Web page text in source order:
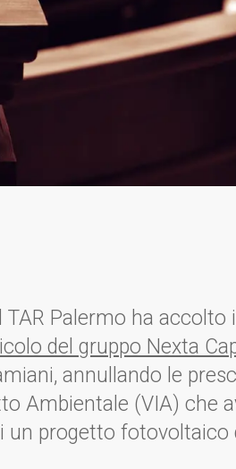
Palermo ha accolto
del gruppo Nexta
annullando le
Ambientale (VIA) che
un progetto fotovoltaico